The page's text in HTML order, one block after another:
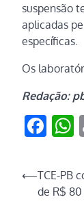
suspensão
aplicadas
específicas.
Os
Redação:
de
⟵TCE-PB
de R$